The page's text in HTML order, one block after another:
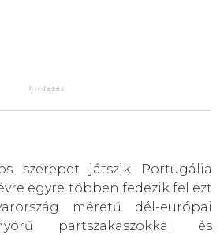
szerepet játszik Portugália
egyre többen fedezik fel ezt
méretű dél-európai
partszakaszokkal és